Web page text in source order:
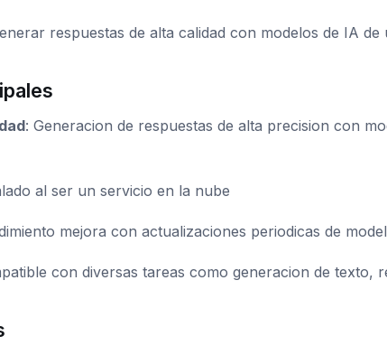
respuestas de alta calidad con modelos de IA de
: Generacion de respuestas de alta precision con
al ser un servicio en la nube
mejora con actualizaciones periodicas de
con diversas tareas como generacion de texto,